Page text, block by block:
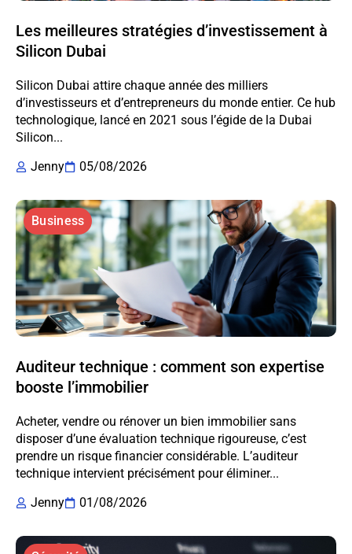
Les meilleures stratégies d’investissement à
Silicon Dubai
Silicon Dubai attire chaque année des milliers
d’investisseurs et d’entrepreneurs du monde entier. Ce hub
technologique, lancé en 2021 sous l’égide de la Dubai
Silicon...
Jenny
05/08/2026
Business
Auditeur technique : comment son expertise
booste l’immobilier
Acheter, vendre ou rénover un bien immobilier sans
disposer d’une évaluation technique rigoureuse, c’est
prendre un risque financier considérable. L’auditeur
technique intervient précisément pour éliminer...
Jenny
01/08/2026